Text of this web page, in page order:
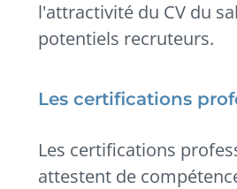
l'attractivité du CV du
potentiels recruteurs.
Les certifications
Les certifications
attestent de